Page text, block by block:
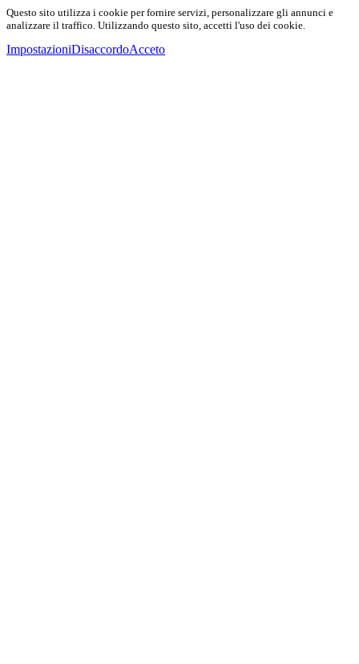
Questo sito utilizza i cookie per fornire servizi, personalizzare gli annunci e
analizzare il traffico. Utilizzando questo sito, accetti l'uso dei cookie.
ImpostazioniDisaccordoAcceto